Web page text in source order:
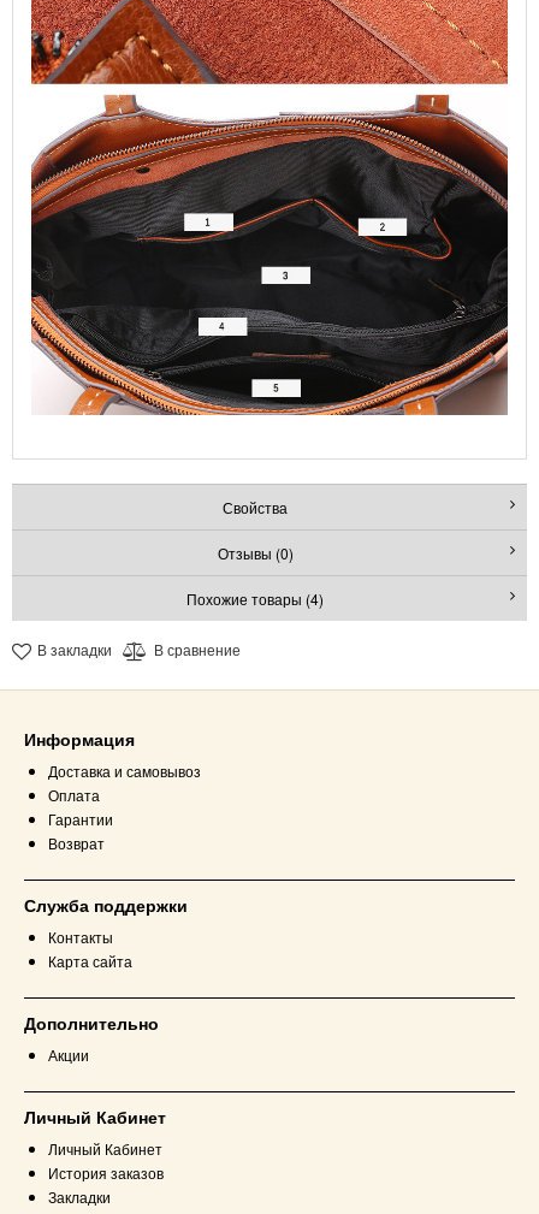
Свойства
Отзывы (0)
Похожие товары (4)
В закладки В сравнение
Информация
Доставка и самовывоз
Оплата
Гарантии
Возврат
Служба поддержки
Контакты
Карта сайта
Дополнительно
Акции
Личный Кабинет
Личный Кабинет
История заказов
Закладки